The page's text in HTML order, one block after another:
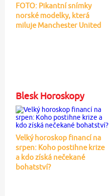
FOTO: Pikantní snímky
norské modelky, která
miluje Manchester United
Blesk Horoskopy
Velký horoskop financí na
srpen: Koho postihne krize
a kdo získá nečekané
bohatství?